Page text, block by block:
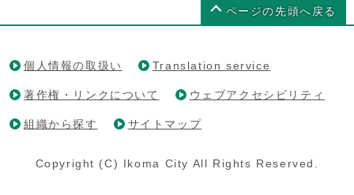
ページの先頭へ戻る
個人情報の取扱い Translation service
著作権・リンクについて ウェブアクセシビリティ
組織から探す サイトマップ
Copyright (C) Ikoma City All Rights Reserved.